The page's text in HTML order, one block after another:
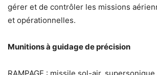
gérer et de contrôler les missions
et opérationnelles.
Munitions à guidage de précision